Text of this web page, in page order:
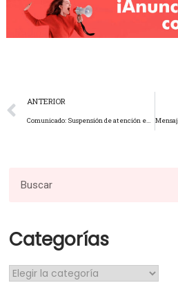
ANTERIOR
Comunicado: Suspensión de atención en Bowling y Billar el 12 enero 2024.
Categorías